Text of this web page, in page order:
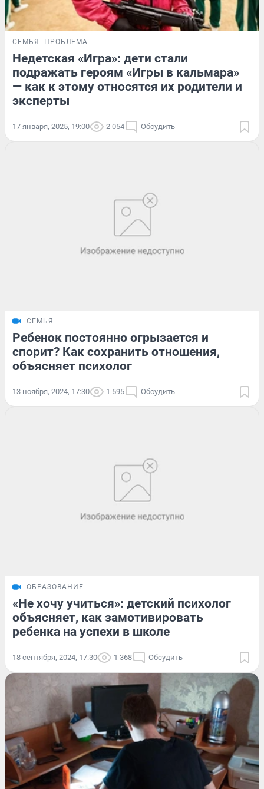
СЕМЬЯ ПРОБЛЕМА
Недетская «Игра»: дети стали
подражать героям «Игры в кальмара»
— как к этому относятся их родители и
эксперты
17 января, 2025, 19:00 2 054 Обсудить
СЕМЬЯ
Ребенок постоянно огрызается и
спорит? Как сохранить отношения,
объясняет психолог
13 ноября, 2024, 17:30 1 595 Обсудить
ОБРАЗОВАНИЕ
«Не хочу учиться»: детский психолог
объясняет, как замотивировать
ребенка на успехи в школе
18 сентября, 2024, 17:30 1 368 Обсудить